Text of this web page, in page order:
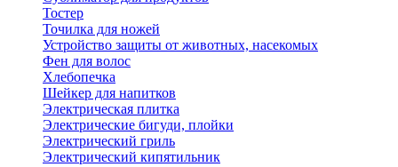
Тостер
Точилка для ножей
Устройство защиты от животных, насекомых
Фен для волос
Хлебопечка
Шейкер для напитков
Электрическая плитка
Электрические бигуди, плойки
Электрический гриль
Электрический кипятильник